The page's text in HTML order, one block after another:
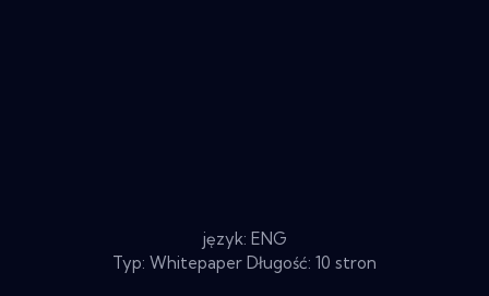
język: ENG
Typ: Whitepaper Długość: 10 stron